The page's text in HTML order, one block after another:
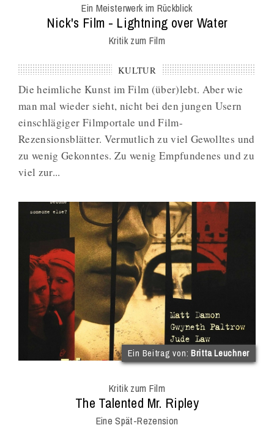
Ein Meisterwerk im Rückblick
:
Nick's Film - Lightning over Water
Kritik zum Film
KULTUR
Die heimliche Kunst im Film (über)lebt. Aber wie
man mal wieder sieht, nicht bei den jungen Usern
einschlägiger Filmportale und Film-
Rezensionsblätter. Vermutlich zu viel Gewolltes und
zu wenig Gekonntes. Zu wenig Empfundenes und zu
viel zur...
Ein Beitrag von:Britta Leuchner
Kritik zum Film
:
The Talented Mr. Ripley
Eine Spät-Rezension